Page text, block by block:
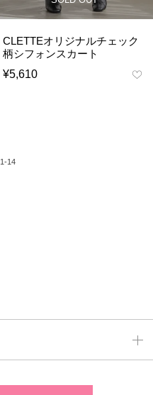
CLETTEオリジナルチェック
柄シフォンスカート
¥5,610
1 -14